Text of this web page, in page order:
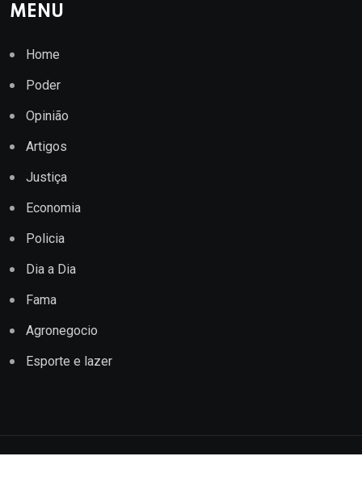
MENU
Home
Poder
Opinião
Artigos
Justiça
Economia
Policia
Dia a Dia
Fama
Agronegocio
Esporte e lazer